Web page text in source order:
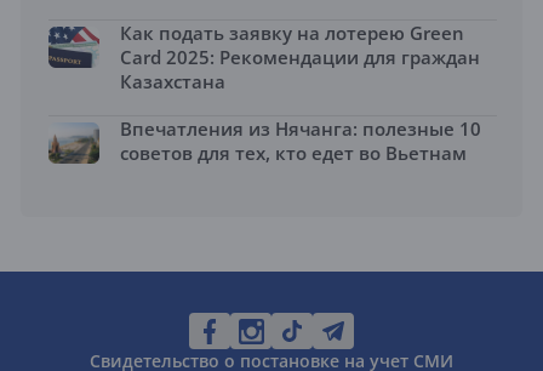
Как подать заявку на лотерею Green
Card 2025: Рекомендации для граждан
Казахстана
Впечатления из Нячанга: полезные 10
советов для тех, кто едет во Вьетнам
Свидетельство о постановке на учет СМИ